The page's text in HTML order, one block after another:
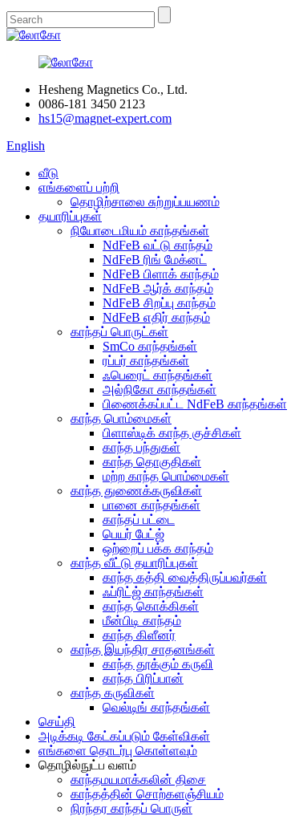
Hesheng Magnetics Co., Ltd.
0086-181 3450 2123
hs15@magnet-expert.com
English
வீடு
எங்களைப் பற்றி
தொழிற்சாலை சுற்றுப்பயணம்
தயாரிப்புகள்
நியோடைமியம் காந்தங்கள்
NdFeB வட்டு காந்தம்
NdFeB ரிங் மேக்னட்
NdFeB பிளாக் காந்தம்
NdFeB ஆர்க் காந்தம்
NdFeB சிறப்பு காந்தம்
NdFeB எதிர் காந்தம்
காந்தப் பொருட்கள்
SmCo காந்தங்கள்
ரப்பர் காந்தங்கள்
ஃபெரைட் காந்தங்கள்
அல்நிகோ காந்தங்கள்
பிணைக்கப்பட்ட NdFeB காந்தங்கள்
காந்த பொம்மைகள்
பிளாஸ்டிக் காந்த குச்சிகள்
காந்த பந்துகள்
காந்த தொகுதிகள்
மற்ற காந்த பொம்மைகள்
காந்த துணைக்கருவிகள்
பானை காந்தங்கள்
காந்தப் பட்டை
பெயர் பேட்ஜ்
ஒற்றைப் பக்க காந்தம்
காந்த வீட்டு தயாரிப்புகள்
காந்த கத்தி வைத்திருப்பவர்கள்
ஃப்ரிட்ஜ் காந்தங்கள்
காந்த கொக்கிகள்
மீன்பிடி காந்தம்
காந்த கிளீனர்
காந்த இயந்திர சாதனங்கள்
காந்த தூக்கும் கருவி
காந்த பிரிப்பான்
காந்த கருவிகள்
வெல்டிங் காந்தங்கள்
செய்தி
அடிக்கடி கேட்கப்படும் கேள்விகள்
எங்களை தொடர்பு கொள்ளவும்
தொழில்நுட்ப வளம்
காந்தமயமாக்கலின் திசை
காந்தத்தின் சொற்களஞ்சியம்
நிரந்தர காந்தப் பொருள்